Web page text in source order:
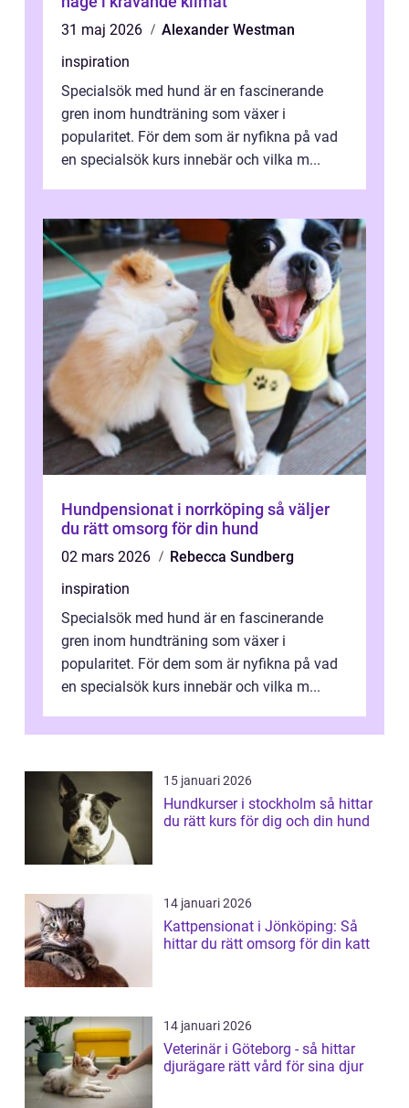
31 maj 2026
Alexander Westman
inspiration
Specialsök med hund är en fascinerande
gren inom hundträning som växer i
popularitet. För dem som är nyfikna på vad
en specialsök kurs innebär och vilka m...
Hundpensionat i norrköping så väljer
du rätt omsorg för din hund
02 mars 2026
Rebecca Sundberg
inspiration
Specialsök med hund är en fascinerande
gren inom hundträning som växer i
popularitet. För dem som är nyfikna på vad
en specialsök kurs innebär och vilka m...
15 januari 2026
Hundkurser i stockholm så hittar
du rätt kurs för dig och din hund
14 januari 2026
Kattpensionat i Jönköping: Så
hittar du rätt omsorg för din katt
14 januari 2026
Veterinär i Göteborg - så hittar
djurägare rätt vård för sina djur